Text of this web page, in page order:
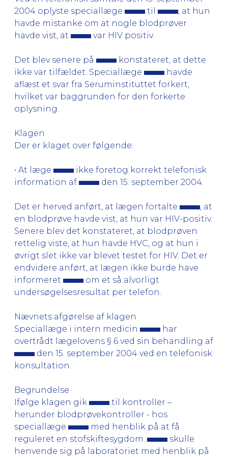
2004 oplyste speciallæge
til
, at hun
havde mistanke om at nogle blodprøver
havde vist, at
var HIV positiv.
Det blev senere på
konstateret, at dette
ikke var tilfældet. Speciallæge
havde
aflæst et svar fra Seruminstituttet forkert,
hvilket var baggrunden for den forkerte
oplysning.
Klagen
Der er klaget over følgende:
• At læge
ikke foretog korrekt telefonisk
information af
den 15. september 2004.
Det er herved anført, at lægen fortalte
, at
en blodprøve havde vist, at hun var HIV-positiv.
Senere blev det konstateret, at blodprøven
rettelig viste, at hun havde HVC, og at hun i
øvrigt slet ikke var blevet testet for HIV. Det er
endvidere anført, at lægen ikke burde have
informeret
om et så alvorligt
undersøgelsesresultat per telefon.
Nævnets afgørelse af klagen
Speciallæge i intern medicin
har
overtrådt lægelovens § 6 ved sin behandling af
den 15. september 2004 ved en telefonisk
konsultation.
Begrundelse
Ifølge klagen gik
til kontroller –
herunder blodprøvekontroller - hos
speciallæge
med henblik på at få
reguleret en stofskiftesygdom.
skulle
henvende sig på laboratoriet med henblik på